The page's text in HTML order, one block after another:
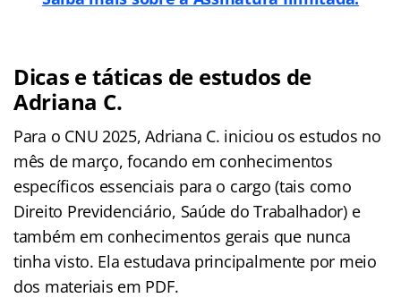
Dicas e táticas de estudos de
Adriana C.
Para o CNU 2025, Adriana C. iniciou os estudos no
mês de março, focando em conhecimentos
específicos essenciais para o cargo (tais como
Direito Previdenciário, Saúde do Trabalhador) e
também em conhecimentos gerais que nunca
tinha visto. Ela estudava principalmente por meio
dos materiais em PDF.